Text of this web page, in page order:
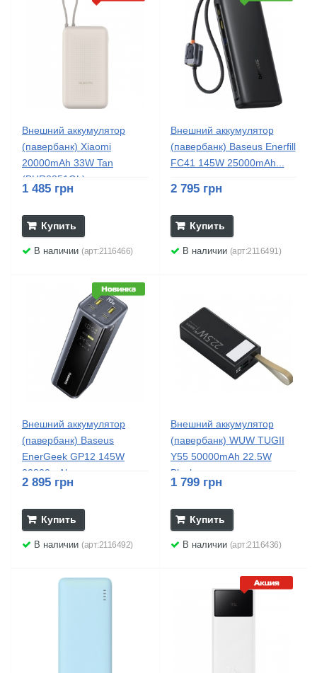
Внешний аккумулятор
(павербанк) Xiaomi
20000mAh 33W Tan
(BHR8851GL)
1 485 грн
Купить
В наличии (арт:2116466)
Внешний аккумулятор
(павербанк) Baseus Enerfill
FC41 145W 25000mAh...
2 795 грн
Купить
В наличии (арт:2116491)
Внешний аккумулятор
(павербанк) Baseus
EnerGeek GP12 145W
20800mAh...
2 895 грн
Купить
В наличии (арт:2116492)
Внешний аккумулятор
(павербанк) WUW TUGII
Y55 50000mAh 22.5W
Black
1 799 грн
Купить
В наличии (арт:2116436)